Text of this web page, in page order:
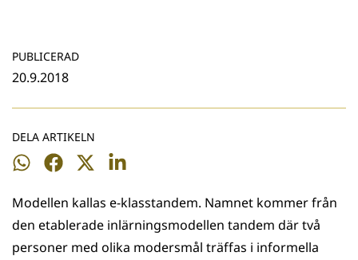
PUBLICERAD
20.9.2018
DELA ARTIKELN
Dela
WhatsApp
Dela
Facebook
Dela
Twitter
Dela
LinkedIn
Modellen kallas e-klasstandem. Namnet kommer från
den etablerade inlärningsmodellen tandem där två
personer med olika modersmål träffas i informella